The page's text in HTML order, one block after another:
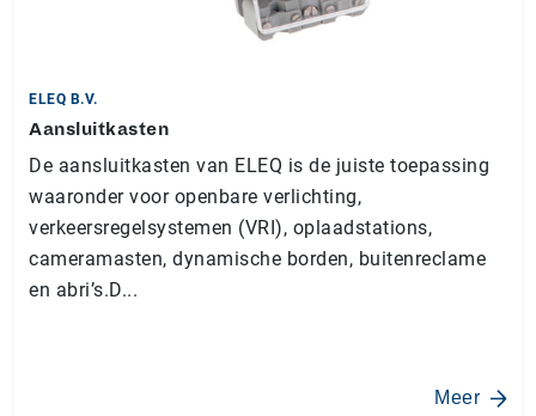
ELEQ B.V.
Aansluitkasten
De aansluitkasten van ELEQ is de juiste toepassing
waaronder voor openbare verlichting,
verkeersregelsystemen (VRI), oplaadstations,
cameramasten, dynamische borden, buitenreclame
en abri’s.D...
Meer